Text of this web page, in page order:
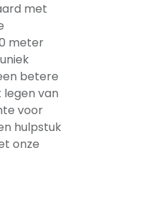
met
meter
betere
legen van
voor
hulpstuk
onze